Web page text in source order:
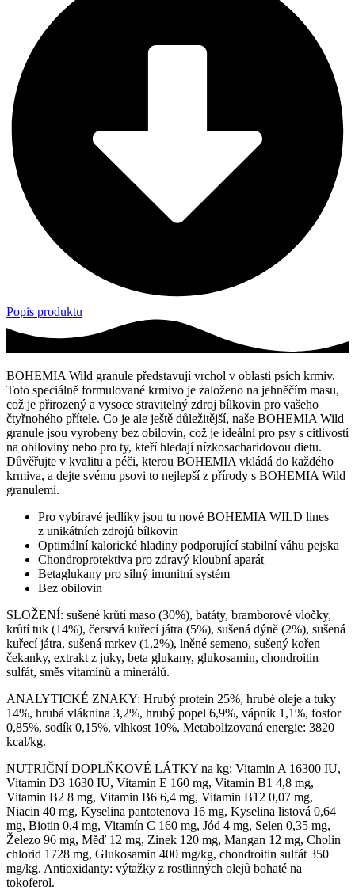
Popis produktu
BOHEMIA Wild granule představují vrchol v oblasti psích krmiv.
Toto speciálně formulované krmivo je založeno na jehněčím masu,
což je přirozený a vysoce stravitelný zdroj bílkovin pro vašeho
čtyřnohého přítele. Co je ale ještě důležitější, naše BOHEMIA Wild
granule jsou vyrobeny bez obilovin, což je ideální pro psy s citlivostí
na obiloviny nebo pro ty, kteří hledají nízkosacharidovou dietu.
Důvěřujte v kvalitu a péči, kterou BOHEMIA vkládá do každého
krmiva, a dejte svému psovi to nejlepší z přírody s BOHEMIA Wild
granulemi.
Pro vybíravé jedlíky jsou tu nové BOHEMIA WILD lines
z unikátních zdrojů bílkovin
Optimální kalorické hladiny podporující stabilní váhu pejska
Chondroprotektiva pro zdravý kloubní aparát
Betaglukany pro silný imunitní systém
Bez obilovin
SLOŽENÍ: sušené krůtí maso (30%), batáty, bramborové vločky,
krůtí tuk (14%), čersrvá kuřecí játra (5%), sušená dýně (2%), sušená
kuřecí játra, sušená mrkev (1,2%), lněné semeno, sušený kořen
čekanky, extrakt z juky, beta glukany, glukosamin, chondroitin
sulfát, směs vitamínů a minerálů.
ANALYTICKÉ ZNAKY: Hrubý protein 25%, hrubé oleje a tuky
14%, hrubá vláknina 3,2%, hrubý popel 6,9%, vápník 1,1%, fosfor
0,85%, sodík 0,15%, vlhkost 10%, Metabolizovaná energie: 3820
kcal/kg.
NUTRIČNÍ DOPLŇKOVÉ LÁTKY na kg: Vitamin A 16300 IU,
Vitamin D3 1630 IU, Vitamin E 160 mg, Vitamin B1 4,8 mg,
Vitamin B2 8 mg, Vitamin B6 6,4 mg, Vitamin B12 0,07 mg,
Niacin 40 mg, Kyselina pantotenova 16 mg, Kyselina listová 0,64
mg, Biotin 0,4 mg, Vitamín C 160 mg, Jód 4 mg, Selen 0,35 mg,
Železo 96 mg, Měď 12 mg, Zinek 120 mg, Mangan 12 mg, Cholin
chlorid 1728 mg, Glukosamin 400 mg/kg, chondroitin sulfát 350
mg/kg. Antioxidanty: výtažky z rostlinných olejů bohaté na
tokoferol.